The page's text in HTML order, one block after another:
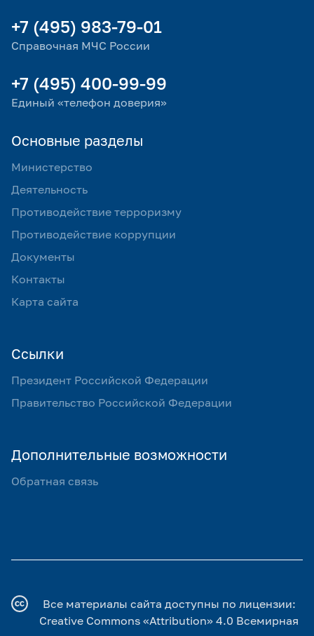
+7 (495) 983-79-01
Справочная МЧС России
+7 (495) 400-99-99
Единый «телефон доверия»
Основные разделы
Министерство
Деятельность
Противодействие терроризму
Противодействие коррупции
Документы
Контакты
Карта сайта
Ссылки
Президент Российской Федерации
Правительство Российской Федерации
Дополнительные возможности
Обратная связь
Все материалы сайта доступны по лицензии:
Creative Commons «Attribution» 4.0 Всемирная